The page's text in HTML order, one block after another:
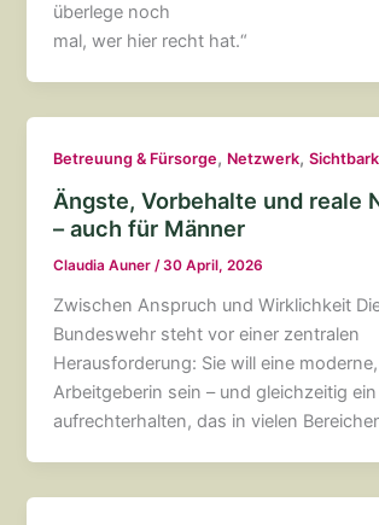
überlege noch
mal, wer hier recht hat.“
Betreuung & Fürsorge, Netzwerk,
Ängste, Vorbehalte und reale
– auch für Männer
Claudia Auner/30 April, 2026
Zwischen Anspruch und Wirklichkeit
Bundeswehr steht vor einer zentralen
Herausforderung: Sie will eine
Arbeitgeberin sein – und gleichzeitig
aufrechterhalten, das in vielen